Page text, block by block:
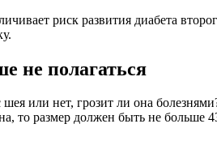
риск развития диабета
не полагаться
шея или нет, грозит ли она
то размер должен быть не